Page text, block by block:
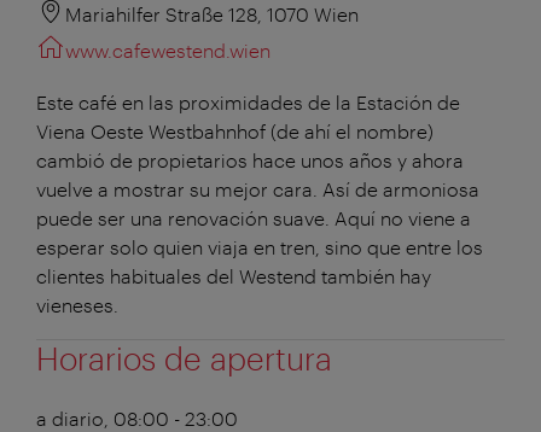
Mariahilfer Straße 128, 1070 Wien
www.cafewestend.wien
Este café en las proximidades de la Estación de
Viena Oeste Westbahnhof (de ahí el nombre)
cambió de propietarios hace unos años y ahora
vuelve a mostrar su mejor cara. Así de armoniosa
puede ser una renovación suave. Aquí no viene a
esperar solo quien viaja en tren, sino que entre los
clientes habituales del Westend también hay
vieneses.
Horarios de apertura
a diario, 08:00 - 23:00